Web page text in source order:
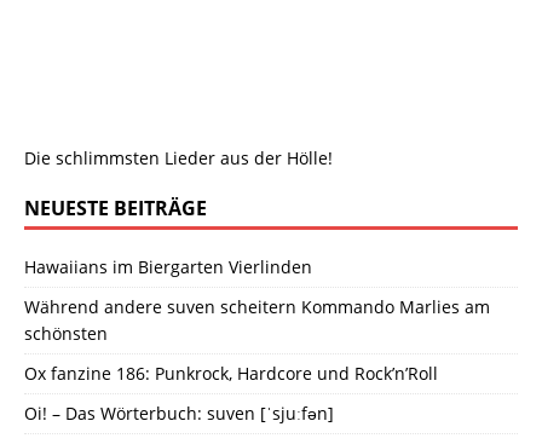
Die schlimmsten Lieder aus der Hölle!
NEUESTE BEITRÄGE
Hawaiians im Biergarten Vierlinden
Während andere suven scheitern Kommando Marlies am
schönsten
Ox fanzine 186: Punkrock, Hardcore und Rock’n’Roll
Oi! – Das Wörterbuch: suven [ˈsjuːfən]